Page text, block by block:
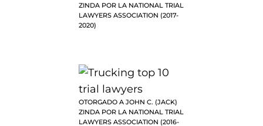
ZINDA POR LA NATIONAL TRIAL
LAWYERS ASSOCIATION (2017-
2020)
OTORGADO A JOHN C. (JACK)
ZINDA POR LA NATIONAL TRIAL
LAWYERS ASSOCIATION (2016-